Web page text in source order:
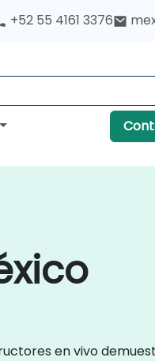
+52 55 4161 3376
en vivo